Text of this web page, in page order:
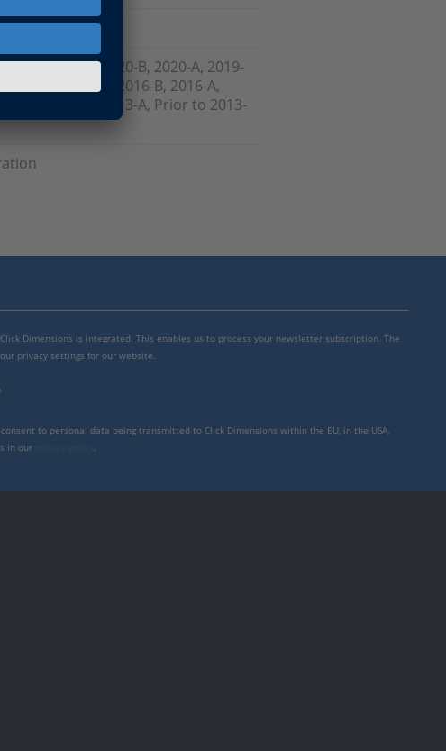
B, 2021-A, 2020-B, 2020-A, 2019-
2017-B, 2017-A, 2016-B, 2016-A,
A, 2013-B, 2013-A, Prior to 2013-
Dimensions is integrated. This enables us to process your newsletter subscription. The
privacy settings for our website.
to personal data being transmitted to Click Dimensions within the EU, in the USA,
in our